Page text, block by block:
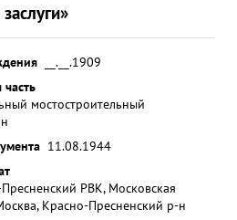
__.__.1909
мостостроительный
11.08.1944
РВК, Московская
Красно-Пресненский р-н